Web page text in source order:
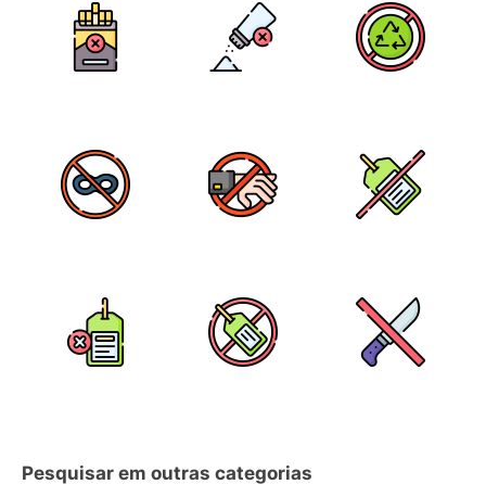
Pesquisar em outras categorias